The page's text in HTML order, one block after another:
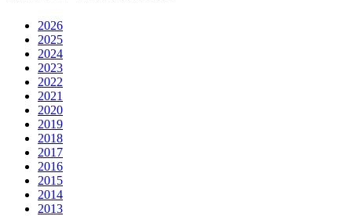
2026
2025
2024
2023
2022
2021
2020
2019
2018
2017
2016
2015
2014
2013